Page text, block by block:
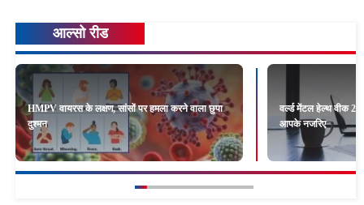
आल्सो रीड
HMPV वायरस के लक्षण, सांसों पर हमला करने वाला छुपा
दुश्मन
वर्ल्ड मेंटल हेल्थ वीक
आपके नजरिए